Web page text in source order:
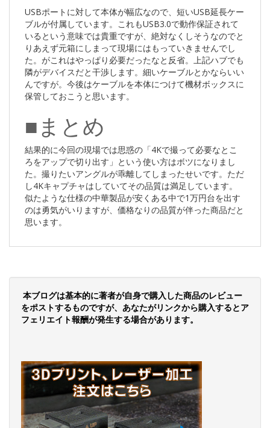
USBポートに対して本体が幅広なので、短いUSB延長ケー
ブルが付属しています。これもUSB3.0で動作保証されて
いるという意味では貴重ですが、絶対なくしそうなのでと
りあえず元箱にしまって現場にはもっていきませんでし
た。がこれはやっぱり必要だったなと反省。上記ハブでも
隣がデバイスだと干渉します。細いケーブルとかならいい
んですが。今後はケーブルを本体につけて機材ボックスに
保管しておこうと思います。
■まとめ
結果的に今回の現場では思惑の「4Kで撮って必要なとこ
ろをアップで切り出す」という使い方はボツになりまし
た。撮りたいアングルが乖離してしまったせいです。ただ
し4Kキャプチャはしていてその品質は満足しています。
似たような仕様の中華製品が安くある中で1万円台を出す
のは勇気がいりますが、価格なりの品質が伴った商品だと
思います。
本ブログは基本的に著者が自身で購入した商品のレビュー
をポストするものですが、あなたがリンクから購入するとア
フェリエイト報酬が発生する場合があります。